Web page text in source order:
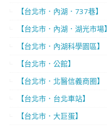
【台北市．內湖．737巷】
【台北市．內湖．湖光市場】
【台北市．內湖科學園區】
【台北市．公館】
【台北市．北醫信義商圈】
【台北市．台北車站】
【台北市．大巨蛋】